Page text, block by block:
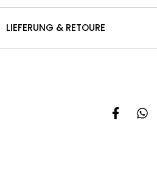
LIEFERUNG & RETOURE